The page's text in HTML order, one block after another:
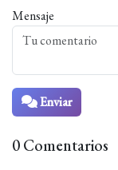
Mensaje
Enviar
0 Comentarios